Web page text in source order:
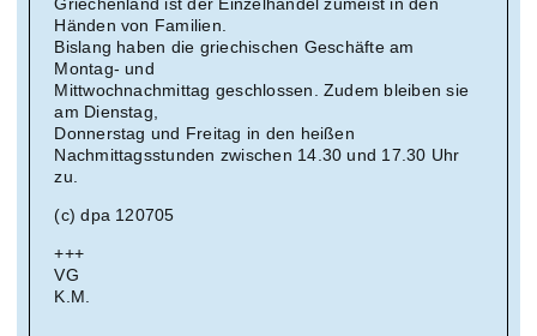
Griechenland ist der Einzelhandel zumeist in den
Händen von Familien.
Bislang haben die griechischen Geschäfte am
Montag- und
Mittwochnachmittag geschlossen. Zudem bleiben sie
am Dienstag,
Donnerstag und Freitag in den heißen
Nachmittagsstunden zwischen 14.30 und 17.30 Uhr
zu.
(c) dpa 120705
+++
VG
K.M.